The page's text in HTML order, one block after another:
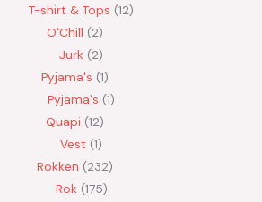
T-shirt & Tops 12
O'Chill 2
Jurk 2
Pyjama's 1
Pyjama's 1
Quapi 12
Vest 1
Rokken 232
Rok 175